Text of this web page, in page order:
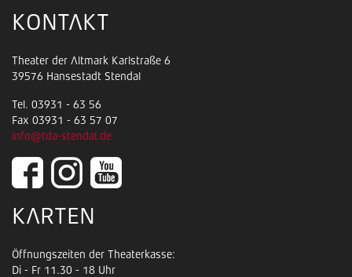
KONTAKT
Theater der Altmark Karlstraße 6
39576 Hansestadt Stendal
Tel. 03931 - 63 56
Fax 03931 - 63 57 07
info@tda-stendal.de
KARTEN
Öffnungszeiten der Theaterkasse:
Di - Fr 11.30 - 18 Uhr